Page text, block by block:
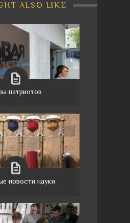
ALSO LIKE
патриотов
новости науки